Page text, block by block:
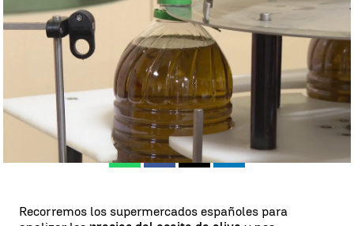
Andrea Fernández
Publicado:
26 de julio de 2024, 19:37
WhatsappFacebook
X Linkedin
Recorremos los supermercados españoles para